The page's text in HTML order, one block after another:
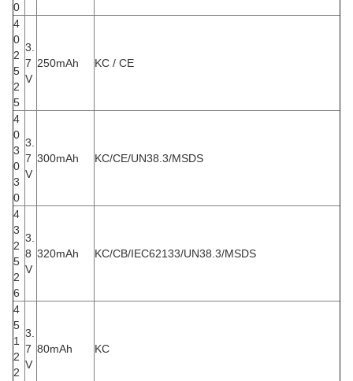
0
4
0
2
5
2
5
3.
7
V
250mAh KC / CE
4
0
3
0
3
0
3.
7
V
300mAh KC/CE/UN38.3/MSDS
4
3
2
5
2
6
3.
8
V
320mAh KC/CB/IEC62133/UN38.3/MSDS
4
5
1
2
2
3.
7
V
80mAh KC